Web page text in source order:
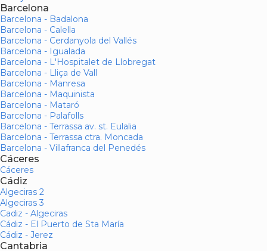
Barcelona
Barcelona - Badalona
Barcelona - Calella
Barcelona - Cerdanyola del Vallés
Barcelona - Igualada
Barcelona - L'Hospitalet de Llobregat
Barcelona - Lliça de Vall
Barcelona - Manresa
Barcelona - Maquinista
Barcelona - Mataró
Barcelona - Palafolls
Barcelona - Terrassa av. st. Eulalia
Barcelona - Terrassa ctra. Moncada
Barcelona - Villafranca del Penedés
Cáceres
Cáceres
Cádiz
Algeciras 2
Algeciras 3
Cadiz - Algeciras
Cádiz - El Puerto de Sta María
Cádiz - Jerez
Cantabria